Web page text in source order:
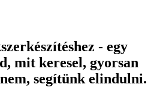
- egy
mit keresel, gyorsan
segítünk elindulni.